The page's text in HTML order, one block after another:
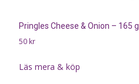
Pringles Cheese & Onion – 165 g
50 kr
Läs mera & köp